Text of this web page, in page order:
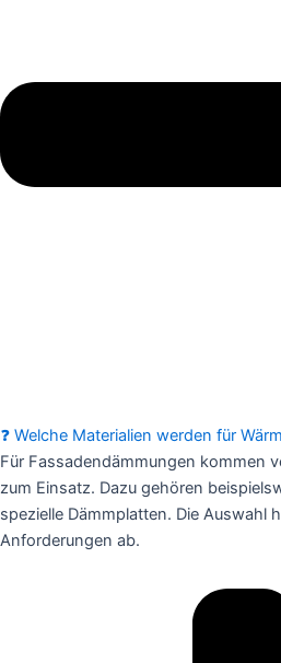
❓ Welche Materialien werden für
Für Fassadendämmungen kommen
zum Einsatz. Dazu gehören
spezielle Dämmplatten. Die Auswahl
Anforderungen ab.